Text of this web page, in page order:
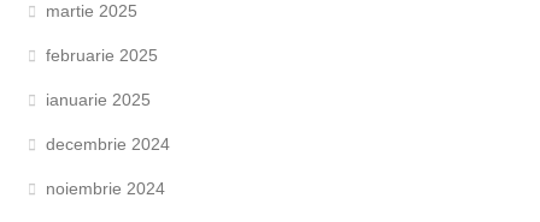
martie 2025
februarie 2025
ianuarie 2025
decembrie 2024
noiembrie 2024